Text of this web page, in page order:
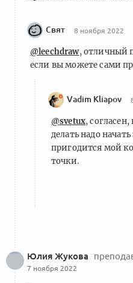
Свят 8 ноября 2022
@leechdraw, отличный
если вы можете сами
Vadim Kliapov
@svetux,
делать надо
пригодится мой
точки.
Юлия Жукова
7 ноября 2022